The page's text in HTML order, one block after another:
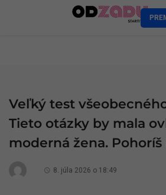
Veľký test
Tieto otázky by mala
moderná žena. Pohoríš
8. júla 2026 o 18:49